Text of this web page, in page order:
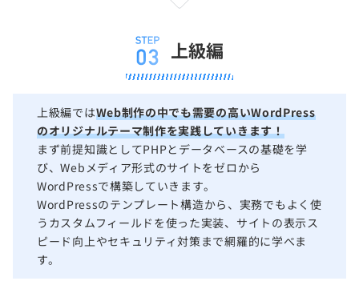
上級編
上級編ではWeb制作の中でも需要の高いWordPress
のオリジナルテーマ制作を実践していきます！
まず前提知識としてPHPとデータベースの基礎を学
び、Webメディア形式のサイトをゼロから
WordPressで構築していきます。
WordPressのテンプレート構造から、実務でもよく使
うカスタムフィールドを使った実装、サイトの表示ス
ピード向上やセキュリティ対策まで網羅的に学べま
す。